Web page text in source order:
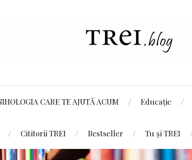
CARE TE AJUTĂ ACUM Educație
Cititorii TREI Bestseller Tu și TREI